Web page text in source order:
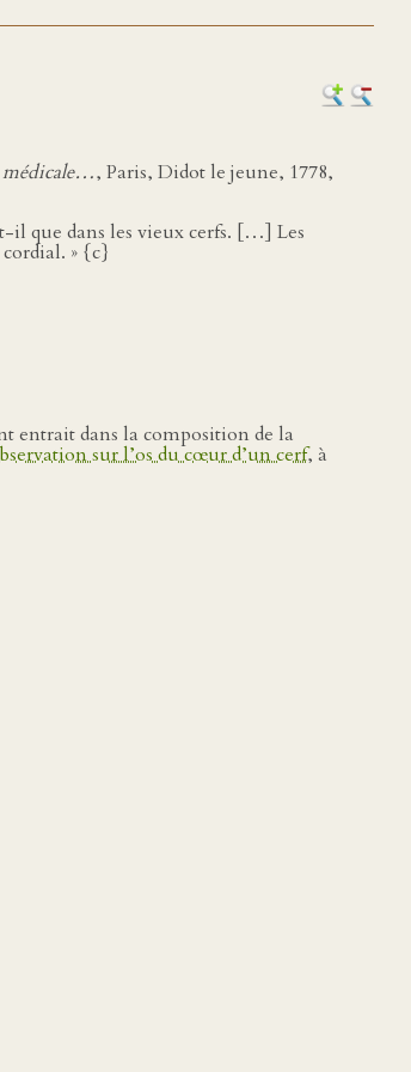
médicale…, Paris, Didot le jeune, 1778,
il que dans les vieux cerfs. […] Les
» {c}
entrait dans la composition de la
sur l’os du cœur d’un cerf, à